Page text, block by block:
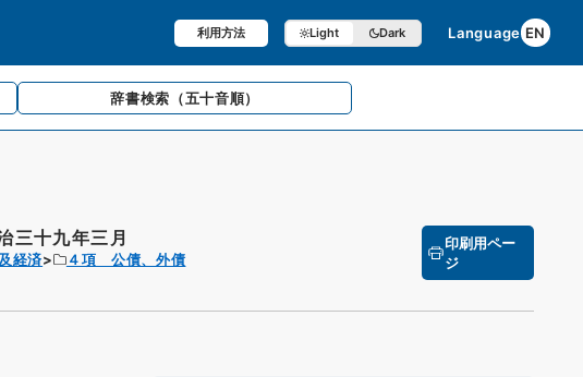
利用方法 Light Dark Language EN
辞書検索 （五十音順）
三十九年三月
経済
４項 公債、外債
印刷用ペー
ジ